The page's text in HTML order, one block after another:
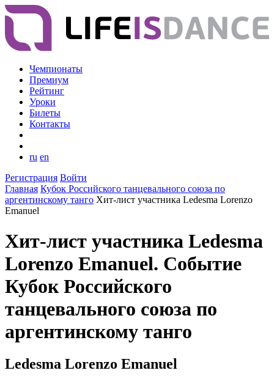
Чемпионаты
Премиум
Рейтинг
Уроки
Билеты
Контакты
ru en
Регистрация Войти
Главная Кубок Российского танцевального союза по
аргентинскому танго Хит-лист участника Ledesma Lorenzo
Emanuel
Хит-лист участника Ledesma
Lorenzo Emanuel. Событие
Кубок Российского
танцевального союза по
аргентинскому танго
Ledesma Lorenzo Emanuel